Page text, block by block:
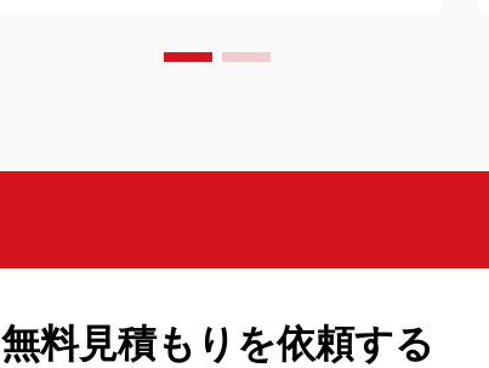
無料見積もりを依頼する